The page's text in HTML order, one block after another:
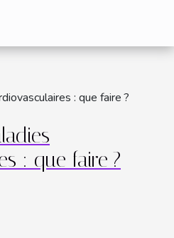
: que faire ?
: que faire ?